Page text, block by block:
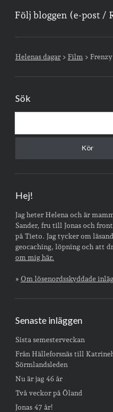
Följ bloggen (e-post /
Sidopanel
Helenas dagar> Film > Frenzy
Sök
Hej!
Jag heter Helena och är
Sander, fru till Jonas och
på Tieto. Jag tycker om
geocaching, löpning och att
om mig här.
» Om lösenordsskyddade
Senaste inläggen
Sista semesterveckan
Från Hälleforsnäs till
Sörmlandsleden
Nu är jag 46 år
Två veckor på Öland
Jonas 47 år!